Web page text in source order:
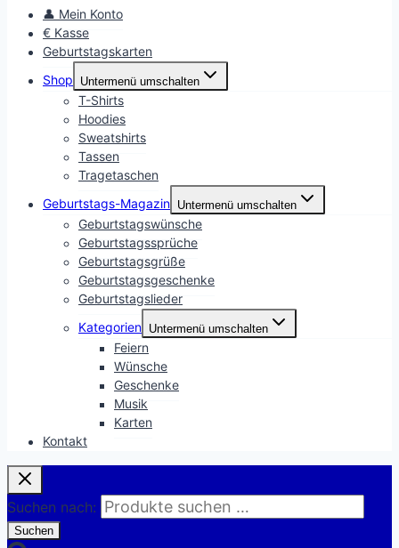
👤 Mein Konto
€ Kasse
Geburtstagskarten
Shop
Untermenü umschalten
T-Shirts
Hoodies
Sweatshirts
Tassen
Tragetaschen
Geburtstags-Magazin Untermenü umschalten
Geburtstagswünsche
Geburtstagssprüche
Geburtstagsgrüße
Geburtstagsgeschenke
Geburtstagslieder
Kategorien Untermenü umschalten
Feiern
Wünsche
Geschenke
Musik
Karten
Kontakt
Suchen nach:
Suchen